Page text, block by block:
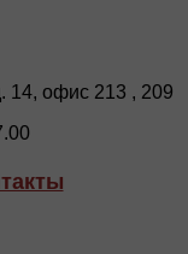
14, офис 213 , 209